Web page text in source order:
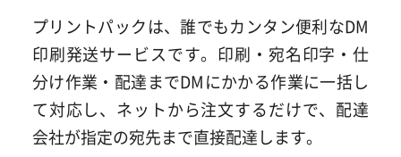
プリントパックは、誰でもカンタン便利なDM
印刷発送サービスです。印刷・宛名印字・仕
分け作業・配達までDMにかかる作業に一括し
て対応し、ネットから注文するだけで、配達
会社が指定の宛先まで直接配達します。